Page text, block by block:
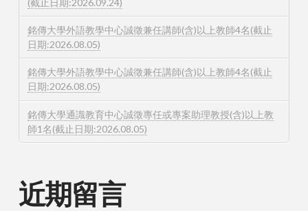
(截止日期:2026.09.24)
銘傳大學外語教學中心誠徵兼任講師(含)以上教師4名(截止
日期:2026.08.05)
銘傳大學外語教學中心誠徵兼任講師(含)以上教師4名(截止
日期:2026.08.05)
銘傳大學通識教育中心誠徵專任或專案助理教授(含)以上教
師1名(截止日期:2026.08.05)
近期留言